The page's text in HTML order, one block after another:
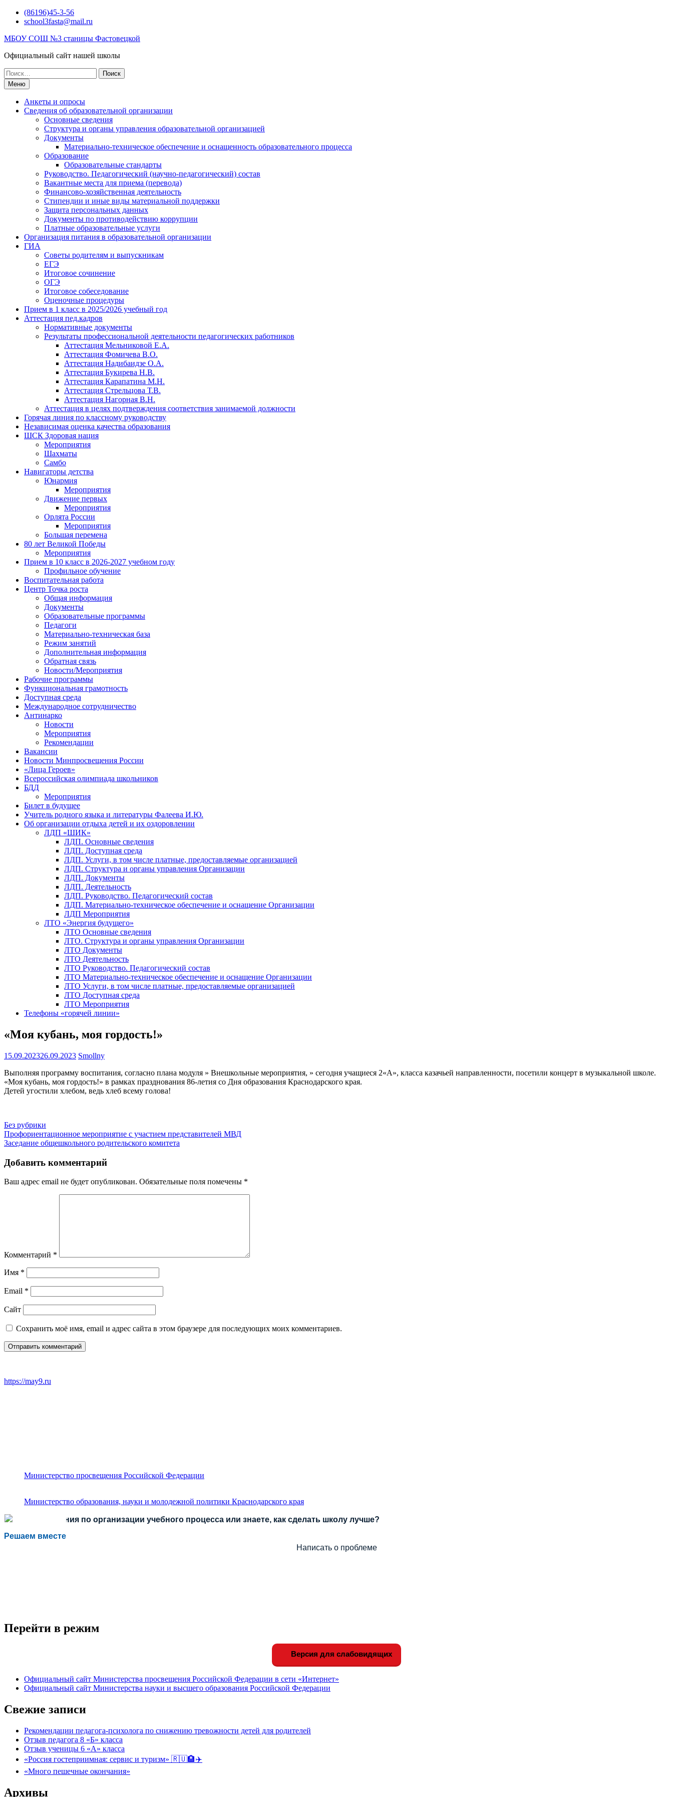
Перейти(86196)45-3-56
school3fasta@mail.ru
МБОУ СОШ №3 станицы Фастовецкой
Официальный сайт нашей школы
Поиск
по:Меню
Анкеты и опросы
Сведения об образовательной организации
Основные сведения
Структура и органы управления образовательной организацией
Документы
Материально-техническое обеспечение и оснащенность образовательного процесса
Образование
Образовательные стандарты
Руководство. Педагогический (научно-педагогический) состав
Вакантные места для приема (перевода)
Финансово-хозяйственная деятельность
Стипендии и иные виды материальной поддержки
Защита персональных данных
Документы по противодействию коррупции
Платные образовательные услуги
Организация питания в образовательной организации
ГИА
Советы родителям и выпускникам
ЕГЭ
Итоговое сочинение
ОГЭ
Итоговое собеседование
Оценочные процедуры
Прием в 1 класс в 2025/2026 учебный год
Аттестация пед.кадров
Нормативные документы
Результаты профессиональной деятельности педагогических работников
Аттестация Мельниковой Е.А.
Аттестация Фомичева В.О.
Аттестация Надибаидзе О.А.
Аттестация Букирева Н.В.
Аттестация Карапатина М.Н.
Аттестация Стрельцова Т.В.
Аттестация Нагорная В.Н.
Аттестация в целях подтверждения соответствия занимаемой должности
Горячая линия по классному руководству
Независимая оценка качества образования
ШСК Здоровая нация
Мероприятия
Шахматы
Самбо
Навигаторы детства
Юнармия
Мероприятия
Движение первых
Мероприятия
Орлята России
Мероприятия
Большая перемена
80 лет Великой Победы
Мероприятия
Прием в 10 класс в 2026-2027 учебном году
Профильное обучение
Воспитательная работа
Центр Точка роста
Общая информация
Документы
Образовательные программы
Педагоги
Материально-техническая база
Режим занятий
Дополнительная информация
Обратная связь
Новости/Мероприятия
Рабочие программы
Функциональная грамотность
Доступная среда
Международное сотрудничество
Антинарко
Новости
Мероприятия
Рекомендации
Вакансии
Новости Минпросвещения России
«Лица Героев»
Всероссийская олимпиада школьников
БДД
Мероприятия
Билет в будущее
Учитель родного языка и литературы Фалеева И.Ю.
Об организации отдыха детей и их оздоровлении
ЛДП «ШИК»
ЛДП. Основные сведения
ЛДП. Доступная среда
ЛДП. Услуги, в том числе платные, предоставляемые организацией
ЛДП. Структура и органы управления Организации
ЛДП. Документы
ЛДП. Деятельность
ЛДП. Руководство. Педагогический состав
ЛДП. Материально-техническое обеспечение и оснащение Организации
ЛДП Мероприятия
ЛТО «Энергия будущего»
ЛТО Основные сведения
ЛТО. Структура и органы управления Организации
ЛТО Документы
ЛТО Деятельность
ЛТО Руководство. Педагогический состав
ЛТО Материально-техническое обеспечение и оснащение Организации
ЛТО Услуги, в том числе платные, предоставляемые организацией
ЛТО Доступная среда
ЛТО Мероприятия
Телефоны «горячей линии»
«Моя кубань, моя гордость!»
15.09.202326.09.2023 Smollny
Выполняя программу воспитания, согласно плана модуля » Внешкольные мероприятия, » сегодня учащиеся 2«А», класса казачьей направленности, посетили концерт в музыкальной школе.
«Моя кубань, моя гордость!» в рамках празднования 86-летия со Дня образования Краснодарского края.
Детей угостили хлебом, ведь хлеб всему голова!
Без рубрики
Навигация
по
записям
Профориентационное мероприятие с участием представителей МВД
Заседание общешкольного родительского комитета
Добавить комментарий
Ваш адрес email не будет опубликован. Обязательные поля помечены *
Комментарий *
Имя *
Email *
Сайт
Сохранить моё имя, email и адрес сайта в этом браузере для последующих моих комментариев.
https://may9.ru
Министерство просвещения Российской Федерации
Министерство образования, науки и молодежной политики Краснодарского края
Решаем вместе
Есть предложения по организации учебного процесса или знаете, как сделать школу лучше?
Написать о проблеме
Перейти в режим
Версия для слабовидящих
Официальный сайт Министерства просвещения Российской Федерации в сети «Интернет»
Официальный сайт Министерства науки и высшего образования Российской Федерации
Свежие записи
Рекомендации педагога-психолога по снижению тревожности детей для родителей
Отзыв педагога 8 «Б» класса
Отзыв ученицы 6 «А» класса
«Россия гостеприимная: сервис и туризм» 🇷🇺🏨✈️
«Много пешечные окончания»
Архивы